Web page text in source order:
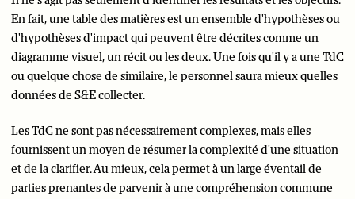
En fait, une table des matières est un ensemble d'hypothèses ou
d'hypothèses d'impact qui peuvent être décrites comme un
diagramme visuel, un récit ou les deux. Une fois qu'il y a une TdC
ou quelque chose de similaire, le personnel saura mieux quelles
données de S&E collecter.
Les TdC ne sont pas nécessairement complexes, mais elles
fournissent un moyen de résumer la complexité d'une situation
et de la clarifier. Au mieux, cela permet à un large éventail de
parties prenantes de parvenir à une compréhension commune